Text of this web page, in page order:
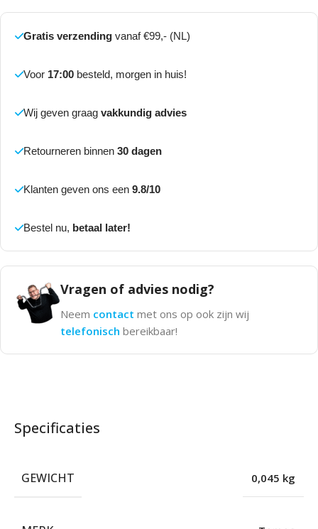
Gratis verzending vanaf €99,- (NL)
Voor 17:00 besteld, morgen in huis!
Wij geven graag vakkundig advies
Retourneren binnen 30 dagen
Klanten geven ons een 9.8/10
Bestel nu, betaal later!
Vragen of advies nodig?
Neem contact met ons op ook zijn wij
telefonisch bereikbaar!
Specificaties
GEWICHT 0,045 kg